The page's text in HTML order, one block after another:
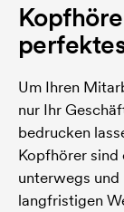
Um Ihren
nur Ihr
bedrucken
Kopfhörer sind
unterwegs und
langfristigen